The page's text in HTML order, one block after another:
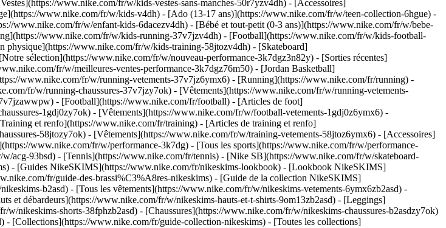
www.nike.com/fr/w/kids-vestes-sans-manches-50r7yzv4dh) - [Accessoires]
www.nike.com/fr/w/kids-v4dh) - [Ado (13-17 ans)](https://www.nike.com/fr/w/teen-collection-6hgue) -
www.nike.com/fr/w/enfant-kids-6dacezv4dh) - [Bébé et tout-petit (0-3 ans)](https://www.nike.com/fr/w/bebe-
www.nike.com/fr/w/kids-running-37v7jzv4dh) - [Football](https://www.nike.com/fr/w/kids-football-
www.nike.com/fr/w/kids-training-58jtozv4dh) - [Skateboard]
sélection](https://www.nike.com/fr/w/nouveau-performance-3k7dgz3n82y) - [Sorties récentes]
fr/w/meilleures-ventes-performance-3k7dgz76m50) - [Jordan Basketball]
www.nike.com/fr/w/running-vetements-37v7jz6ymx6) - [Running](https://www.nike.com/fr/running) -
fr/w/running-chaussures-37v7jzy7ok) - [Vêtements](https://www.nike.com/fr/w/running-vetements-
- [Football](https://www.nike.com/fr/football) - [Articles de foot]
1gdj0zy7ok) - [Vêtements](https://www.nike.com/fr/w/football-vetements-1gdj0z6ymx6) -
et renfo](https://www.nike.com/fr/training) - [Articles de training et renfo]
58jtozy7ok) - [Vêtements](https://www.nike.com/fr/w/training-vetements-58jtoz6ymx6) - [Accessoires]
www.nike.com/fr/w/performance-3k7dg) - [Tous les sports](https://www.nike.com/fr/w/performance-
acg-93bsd) - [Tennis](https://www.nike.com/fr/tennis) - [Nike SB](https://www.nike.com/fr/w/skateboard-
- [Guides NikeSKIMS](https://www.nike.com/fr/nikeskims-lookbook) - [Lookbook NikeSKIMS]
fr/guide-des-brassi%C3%A8res-nikeskims) - [Guide de la collection NikeSKIMS]
b2asd) - [Tous les vêtements](https://www.nike.com/fr/w/nikeskims-vetements-6ymx6zb2asd) -
et débardeurs](https://www.nike.com/fr/w/nikeskims-hauts-et-t-shirts-9om13zb2asd) - [Leggings]
nikeskims-shorts-38fphzb2asd) - [Chaussures](https://www.nike.com/fr/w/nikeskims-chaussures-b2asdzy7ok)
- [Collections](https://www.nike.com/fr/guide-collection-nikeskims) - [Toutes les collections]